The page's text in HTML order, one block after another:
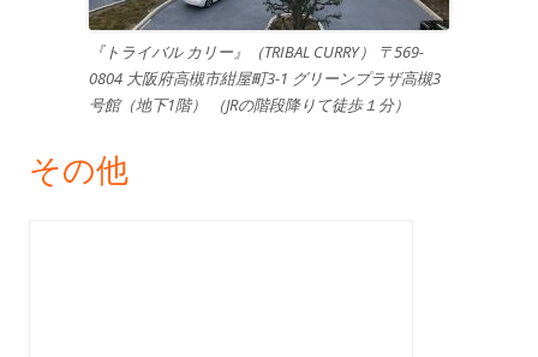
『トライバル カリー』（TRIBAL CURRY） 〒569-
0804 大阪府高槻市紺屋町3-1 グリーンプラザ高槻3
号館（地下1階） （JRの階段降りて徒歩１分）
その他